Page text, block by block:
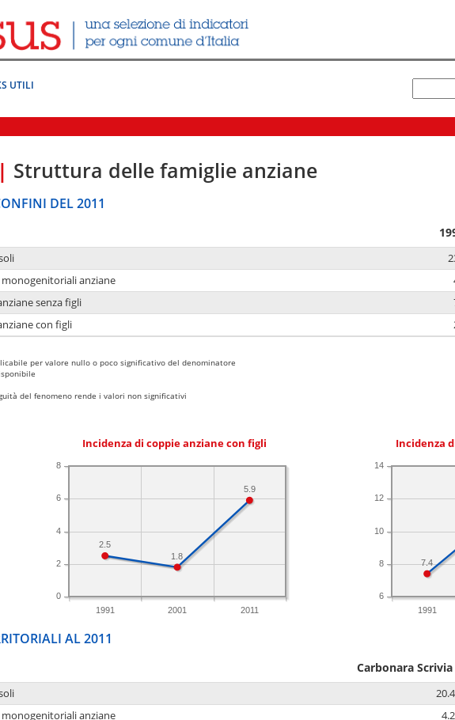
UTILI
| Struttura delle famiglie anziane
DEL 2011
anziane
senza figli
con figli
per valore nullo o poco significativo del denominatore
del fenomeno rende i valori non significativi
Incidenza di coppie anziane con figli
1991 2001 2011
0
2
4
6
8
5.9
1.8
2.5
Incidenza
1991
6
8
10
12
14
7.4
AL 2011
Carbonara Scrivia
20.4
anziane
4.2